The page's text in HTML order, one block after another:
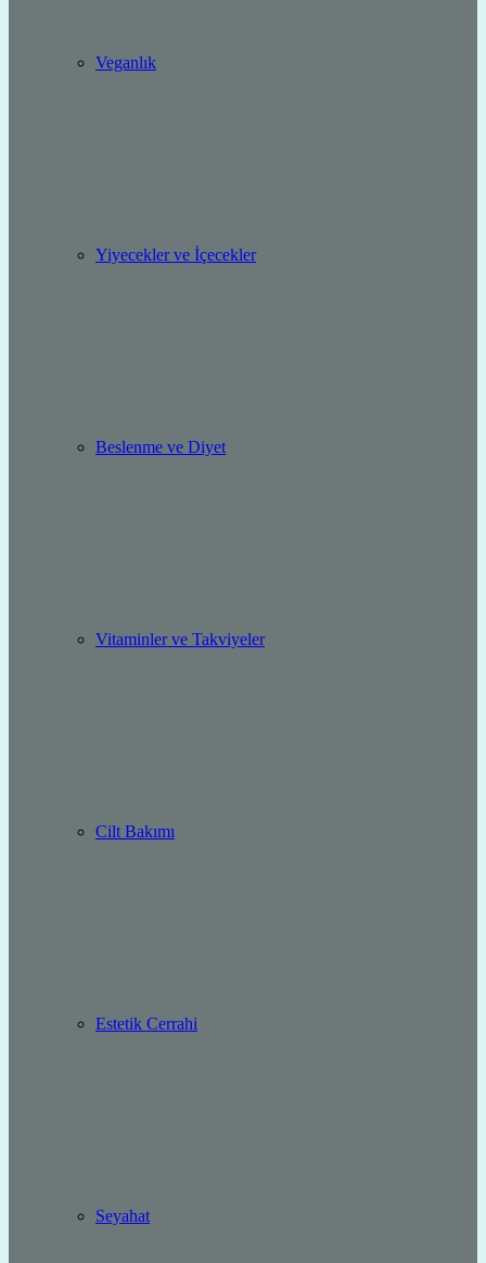
Veganlık
Yiyecekler ve İçecekler
Beslenme ve Diyet
Vitaminler ve Takviyeler
Cilt Bakımı
Estetik Cerrahi
Seyahat